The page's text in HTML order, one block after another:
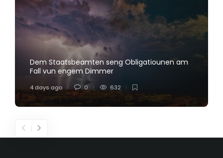
Dem Staatsbeamten seng Obligatiounen am
Fall vun engem Dimmer
4 days ago 0 632